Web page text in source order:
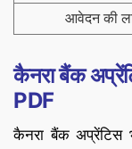
आवेदन की
कैनरा बैंक
PDF
कैनरा बैंक अप्रेंटिस